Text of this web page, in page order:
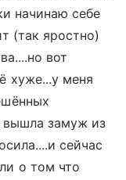
начинаю себе
(так яростно)
вот
хуже...у меня
вышла замуж из
сейчас
о том что